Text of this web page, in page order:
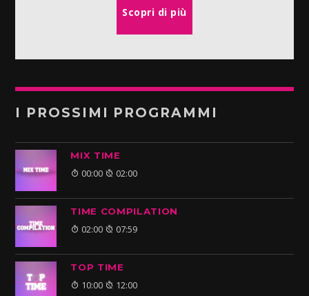
Scopri di più
I PROSSIMI PROGRAMMI
MIX TIME
00:00 02:00
TIME COMPILATION
02:00 07:59
TOP TIME
10:00 12:00